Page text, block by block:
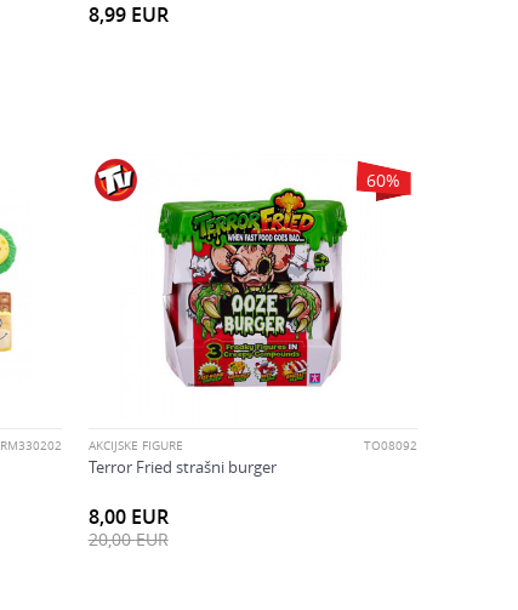
8,99 EUR
RM330202
60%
AKCIJSKE FIGURE TO08092
Terror Fried strašni burger
8,00 EUR
20,00EUR